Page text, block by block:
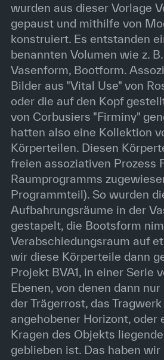
wurden aus dieser Vorlage
gepaust und mithilfe von
konstruiert. Es entstanden
benannten Volumen wie z.
Vasenform, Bootform.
Bilder aus "Vital Use" von
oder die auf den Kopf
von Corbusiers "Firminy"
hatten also eine Kollektion
Körperteilen. Diesen
freien assoziativen Prozess
Raumprogramms
Programmteil). So wurden
Aufbahrungsräume in der
gestapelt, die Bootsform
Verabschiedungsraum auf
wir diese Körperteile dann
Projekt BVA1, in einer Serie
Ebenen, von denen dann
der Trägerrost, das
angehobener Horizont, oder
Kragen des Objekts
geblieben ist. Das haben